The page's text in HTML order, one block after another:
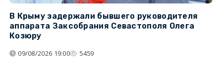
В Крыму задержали бывшего руководителя
аппарата Заксобрания Севастополя Олега
Козюру
09/08/2026 19:00 5459